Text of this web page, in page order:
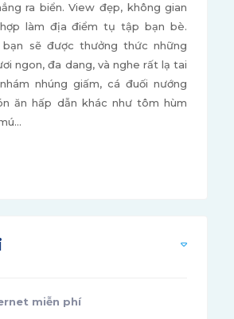
ra biển. View đẹp, không gian
làm địa điểm tụ tập bạn bè.
sẽ được thưởng thức những
ngon, đa dang, và nghe rất lạ tai
nhúng giấm, cá đuối nướng
ăn hấp dẫn khác như tôm hùm
miễn phí